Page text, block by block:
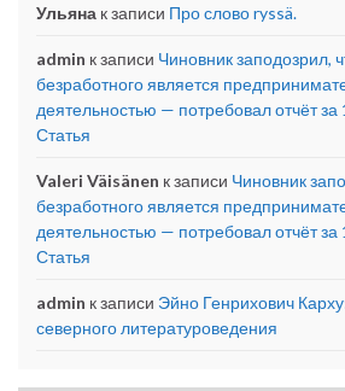
Ульяна к записи Про слово ryssä.
admin к записи Чиновник заподозрил,
безработного является
деятельностью — потребовал отчёт за
Статья
Valeri Väisänen к записи Чиновник
безработного является
деятельностью — потребовал отчёт за
Статья
admin к записи Эйно Генрихович
северного литературоведения